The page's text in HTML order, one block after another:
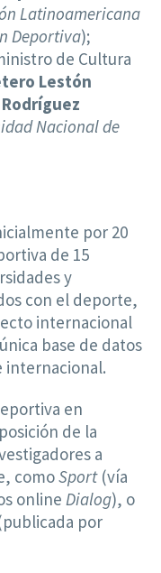
Latinoamericana
Deportiva);
de Cultura
Lestón
Nacional de
por 20
de 15
y
con el deporte,
internacional
base de datos
internacional.
en
de la
a
comoSport(vía
online Dialog), o
por